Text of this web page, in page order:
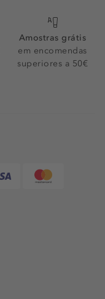
Amostras grátis
em encomendas
superiores a 50€